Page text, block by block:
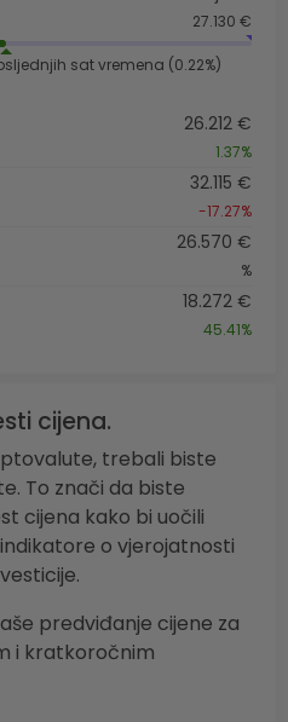
27.130 €
sat vremena (0.22%)
26.212 €
1.37%
32.115 €
-17.27%
26.570 €
%
18.272 €
45.41%
cijena.
trebali biste
To znači da biste
cijena kako bi uočili
o vjerojatnosti
predviđanje cijene za
i kratkoročnim